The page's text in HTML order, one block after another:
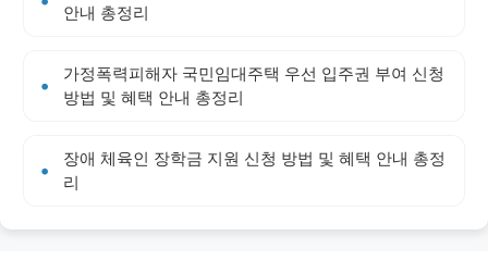
안내 총정리
가정폭력피해자 국민임대주택 우선 입주권 부여 신청
방법 및 혜택 안내 총정리
장애 체육인 장학금 지원 신청 방법 및 혜택 안내 총정
리